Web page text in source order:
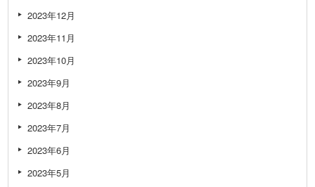
2023年12月
2023年11月
2023年10月
2023年9月
2023年8月
2023年7月
2023年6月
2023年5月